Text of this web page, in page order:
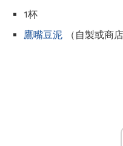
1杯
鷹嘴豆泥 （自製或商